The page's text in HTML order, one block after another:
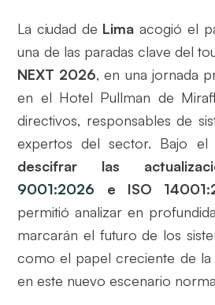
La ciudad de Lima acogió el
una de las paradas clave del
NEXT 2026, en una jornada
en el Hotel Pullman de
directivos, responsables de
expertos del sector. Bajo el
descifrar las
9001:2026 e ISO
permitió analizar en
marcarán el futuro de los
como el papel creciente de la
en este nuevo escenario